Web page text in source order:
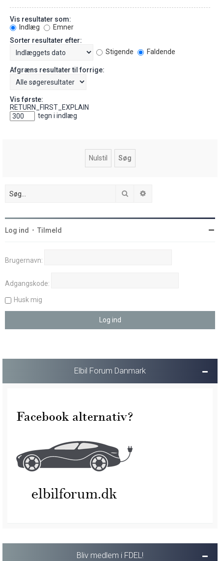
Vis resultater som:
Indlæg
Emner
Sorter resultater efter:
Stigende
Faldende
Afgræns resultater til forrige:
Vis første:
RETURN_FIRST_EXPLAIN
tegn i indlæg
Søg
Log ind • Tilmeld
Brugernavn:
Adgangskode:
Husk mig
Elbil Forum Danmark
Bliv medlem i FDEL!